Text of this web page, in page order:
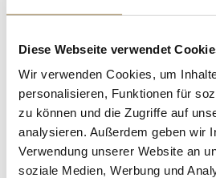
Diese Webseite verwendet
Wir verwenden Cookies, um
personalisieren, Funktionen für
zu können und die Zugriffe auf
analysieren. Außerdem geben wir
Verwendung unserer Website an
soziale Medien, Werbung und
Produkt nur für
Elastic Pulver
Art.Nr.:53074